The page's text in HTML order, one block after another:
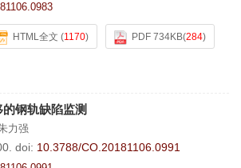
HTML全文 (1170) PDF 734KB(284)
钢轨缺陷监测
力强
doi: 10.3788/CO.20181106.0991